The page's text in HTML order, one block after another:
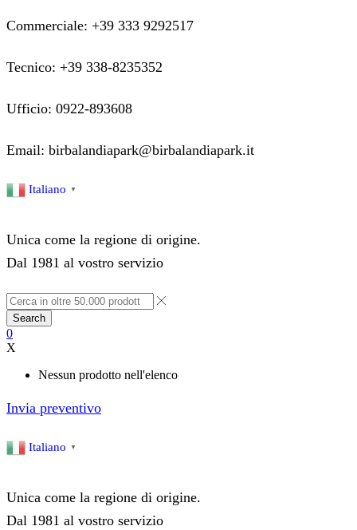
Commerciale: +39 333 9292517
Tecnico: +39 338-8235352
Ufficio: 0922-893608
Email: birbalandiapark@birbalandiapark.it
Facebook
Instagram
YoutubeItaliano ▼
Unica come la regione di origine.
Dal 1981 al vostro servizio
Search
0
X
Nessun prodotto nell'elenco
Invia preventivo
Italiano ▼
Unica come la regione di origine.
Dal 1981 al vostro servizio